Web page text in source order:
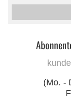
(Mo. -